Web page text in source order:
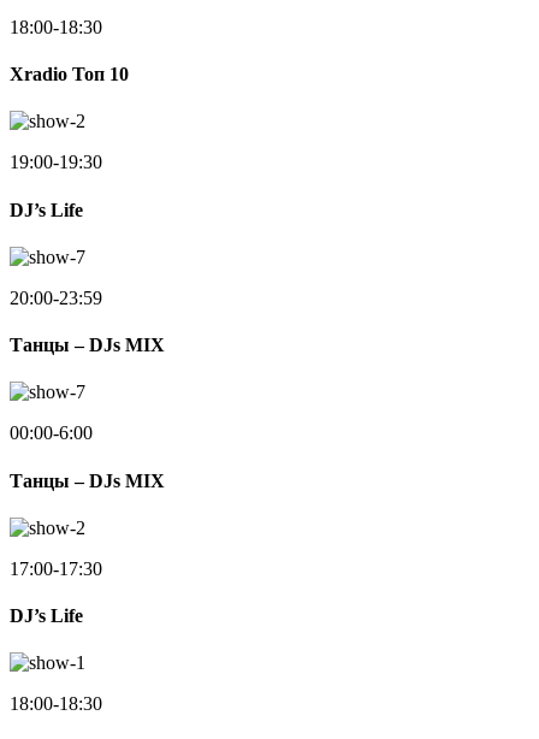
18:00-18:30
Xradio Топ 10
19:00-19:30
DJ’s Life
20:00-23:59
Танцы – DJs MIX
00:00-6:00
Танцы – DJs MIX
17:00-17:30
DJ’s Life
18:00-18:30